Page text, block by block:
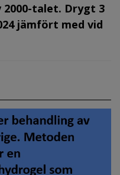
2000-talet. Drygt 3
jämfört med vid